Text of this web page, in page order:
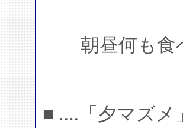
朝昼何も食
■ ‥‥「夕マズ